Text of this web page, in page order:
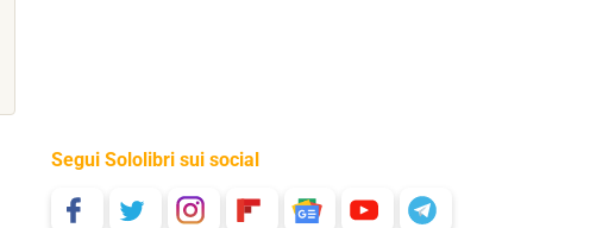
Segui Sololibri sui social